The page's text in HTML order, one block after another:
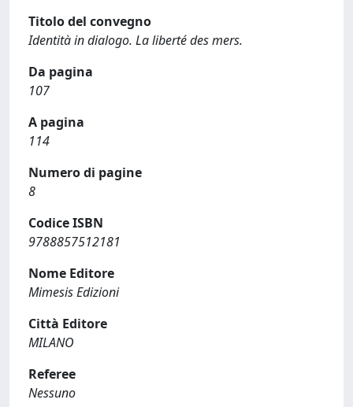
Titolo del convegno
Identità in dialogo. La liberté des mers.
Da pagina
107
A pagina
114
Numero di pagine
8
Codice ISBN
9788857512181
Nome Editore
Mimesis Edizioni
Città Editore
MILANO
Referee
Nessuno